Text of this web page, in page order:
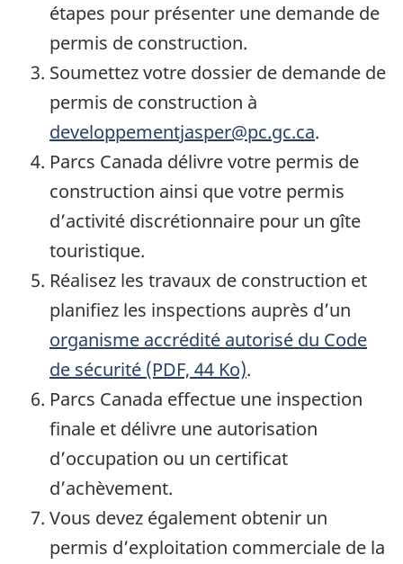
étapes pour présenter une demande de
permis de construction.
Soumettez votre dossier de demande de
permis de construction à
developpementjasper@pc.gc.ca.
Parcs Canada délivre votre permis de
construction ainsi que votre permis
d’activité discrétionnaire pour un gîte
touristique.
Réalisez les travaux de construction et
planifiez les inspections auprès d’un
organisme accrédité autorisé du Code
de sécurité (PDF, 44 Ko).
Parcs Canada effectue une inspection
finale et délivre une autorisation
d’occupation ou un certificat
d’achèvement.
Vous devez également obtenir un
permis d’exploitation commerciale de la